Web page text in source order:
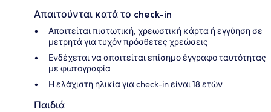
Απαιτούνται κατά το check-in
Απαιτείται πιστωτική, χρεωστική κάρτα ή εγγύηση σε
μετρητά για τυχόν πρόσθετες χρεώσεις
Ενδέχεται να απαιτείται επίσημο έγγραφο ταυτότητας
με φωτογραφία
Η ελάχιστη ηλικία για check-in είναι 18 ετών
Παιδιά